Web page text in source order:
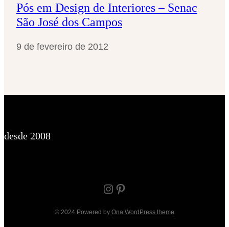
Pós em Design de Interiores – Senac
São José dos Campos
9 de fevereiro de 2012
desde 2008
Instagram Pinterest
© 2024 Powered by Ona WordPress theme